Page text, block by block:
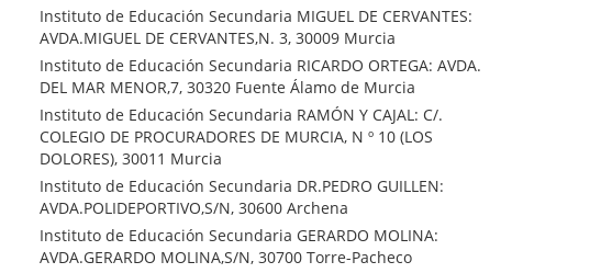
Instituto de Educación Secundaria MIGUEL DE CERVANTES:
AVDA.MIGUEL DE CERVANTES,N. 3, 30009 Murcia
Instituto de Educación Secundaria RICARDO ORTEGA: AVDA.
DEL MAR MENOR,7, 30320 Fuente Álamo de Murcia
Instituto de Educación Secundaria RAMÓN Y CAJAL: C/.
COLEGIO DE PROCURADORES DE MURCIA, N º 10 (LOS
DOLORES), 30011 Murcia
Instituto de Educación Secundaria DR.PEDRO GUILLEN:
AVDA.POLIDEPORTIVO,S/N, 30600 Archena
Instituto de Educación Secundaria GERARDO MOLINA:
AVDA.GERARDO MOLINA,S/N, 30700 Torre-Pacheco